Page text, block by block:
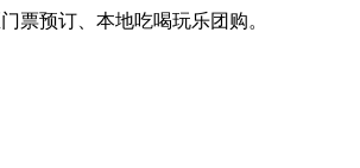
预订、本地吃喝玩乐团购。